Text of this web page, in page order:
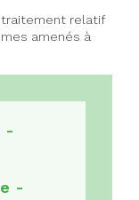
relatif
amenés à